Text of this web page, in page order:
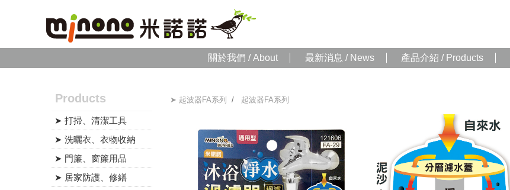
關於我們 / About 最新消息 / News 產品介紹 / Products
Products
➤ 打掃、清潔工具
➤ 洗曬衣、衣物收納
➤ 門簾、窗簾用品
➤ 居家防護、修繕
➤ 起波器FA系列 / 起波器FA系列